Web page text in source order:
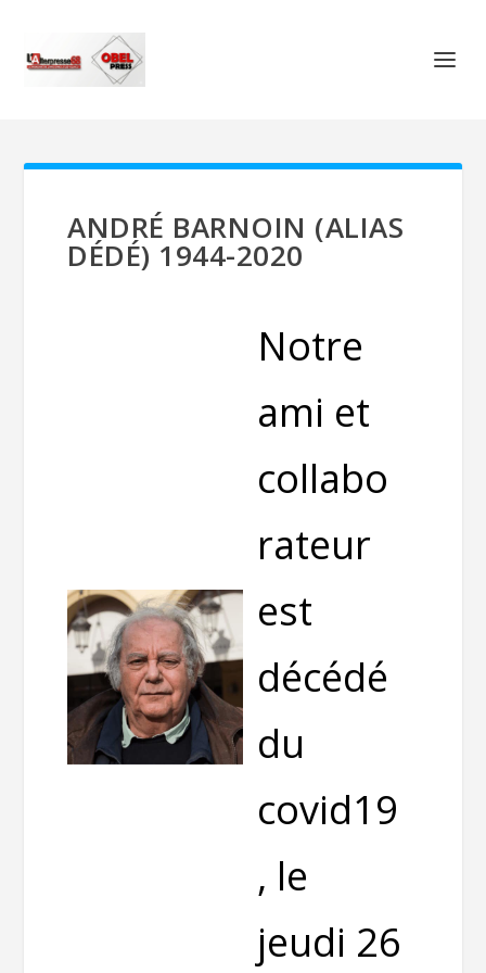
ANDRÉ BARNOIN (ALIAS
DÉDÉ) 1944-2020
Notre
ami et
collabo
rateur
est
décédé
du
covid19
, le
jeudi 26